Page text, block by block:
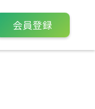
会員登録